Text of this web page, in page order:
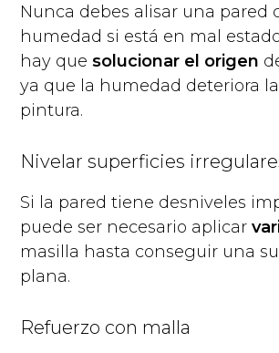
Nunca debes alisar una pared
humedad si está en mal
hay quesolucionar el origen
ya que la humedad deteriora
pintura.
Nivelar superficies
Si la pared tiene desniveles
puede ser necesario aplicar
masilla hasta conseguir una
plana.
Refuerzo con malla